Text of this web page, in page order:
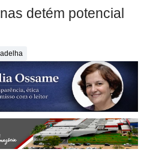
detém potencial